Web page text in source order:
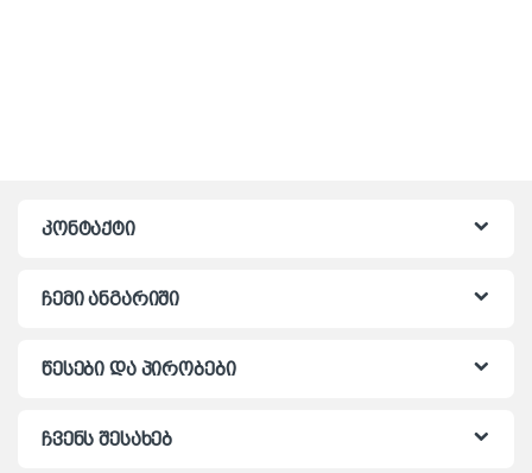
კონტაქტი
ჩემი ანგარიში
წესები და პირობები
ჩვენს შესახებ